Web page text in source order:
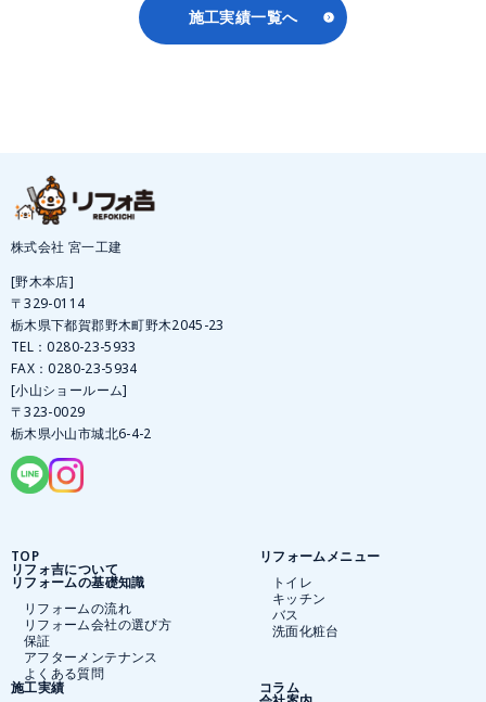
施工実績一覧へ
株式会社 宮一工建
[野木本店]
〒329-0114
栃木県下都賀郡野木町野木2045-23
TEL：0280-23-5933
FAX：0280-23-5934
[小山ショールーム]
〒323-0029
栃木県小山市城北6-4-2
TOP
リフォ吉について
リフォームの基礎知識
リフォームの流れ
リフォーム会社の選び方
保証
アフターメンテナンス
よくある質問
リフォームメニュー
トイレ
キッチン
バス
洗面化粧台
施工実績 コラム